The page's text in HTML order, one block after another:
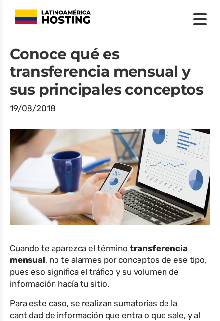
Conoce qué es
transferencia mensual y
sus principales conceptos
19/08/2018
Cuando te aparezca el término transferencia
mensual, no te alarmes por conceptos de ese tipo,
pues eso significa el tráfico y su volumen de
información hacía tu sitio.
Para este caso, se realizan sumatorias de la
cantidad de información que entra o que sale, y al